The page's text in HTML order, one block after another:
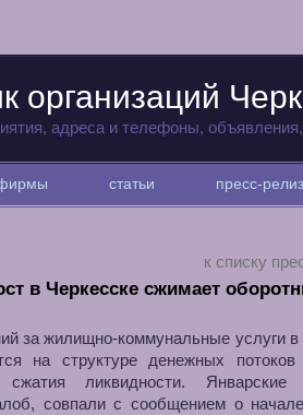
организаций
адреса и телефоны,
статьи пресс-
к списку
в Черкесске сжимает
за жилищно-коммунальные услуги в
на структуре денежных
ликвидности. Январские
совпали с сообщением о